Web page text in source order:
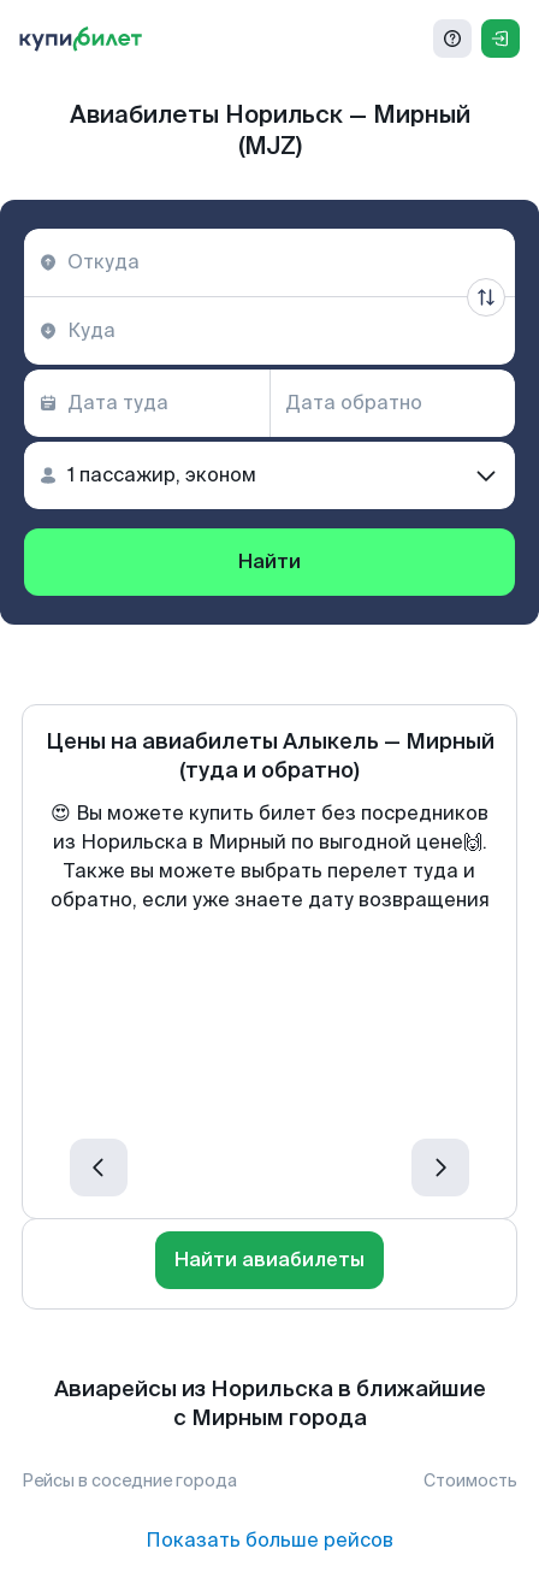
Авиабилеты Норильск — Мирный
(MJZ)
Найти
Цены на авиабилеты Алыкель — Мирный
(туда и обратно)
😍 Вы можете купить билет без посредников
из Норильска в Мирный по выгодной цене🙌.
Также вы можете выбрать перелет туда и
обратно, если уже знаете дату возвращения
Найти авиабилеты
Авиарейсы из Норильска в ближайшие
с Мирным города
Рейсы в соседние города Стоимость
Показать больше рейсов